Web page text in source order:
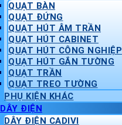
QUẠT BÀN
QUẠT ĐỨNG
QUẠT HÚT ÂM TRẦN
QUẠT HÚT CABINET
QUẠT HÚT CÔNG NGHIỆP
QUẠT HÚT GẮN TƯỜNG
QUẠT TRẦN
QUẠT TREO TƯỜNG
PHỤ KIỆN KHÁC
DÂY ĐIỆN
DÂY ĐIỆN CADIVI